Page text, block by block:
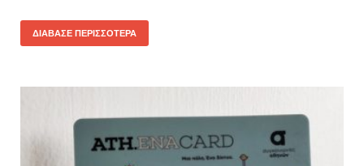
ΔΙΆΒΑΣΕ ΠΕΡΙΣΣΌΤΕΡΑ